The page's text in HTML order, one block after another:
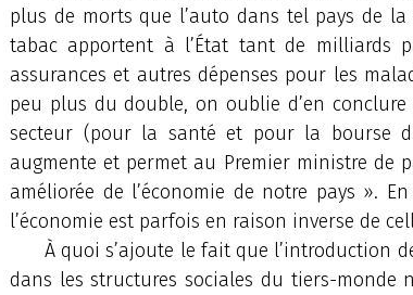
plus de morts que l’auto dans tel pays de la
tabac apportent à l’État tant de milliards
assurances et autres dépenses pour les
peu plus du double, on oublie d’en
secteur (pour la santé et pour la bourse
augmente et permet au Premier ministre de
améliorée de l’économie de notre pays ».
l’économie est parfois en raison inverse de
À quoi s’ajoute le fait que l’introduction
dans les structures sociales du tiers-monde